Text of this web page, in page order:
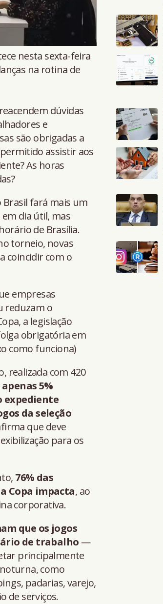
nesta sexta-feira
na rotina de
dúvidas
e
são obrigadas a
assistir aos
As horas
Brasil fará mais um
dia útil, mas
de Brasília.
torneio, novas
coincidir com o
empresas
reduzam o
a legislação
obrigatória em
como funciona)
realizada com 420
apenas 5%
expediente
da seleção
que deve
para os
76% das
Copa impacta, ao
corporativa.
que os jogos
de trabalho —
principalmente
como
padarias, varejo,
de serviços.